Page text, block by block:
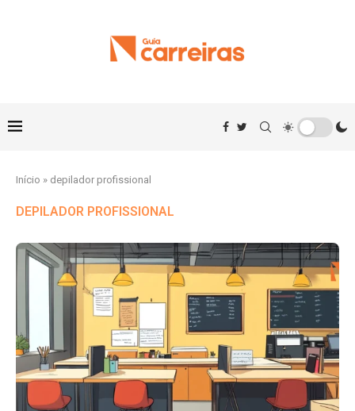
Início » depilador profissional
DEPILADOR PROFISSIONAL